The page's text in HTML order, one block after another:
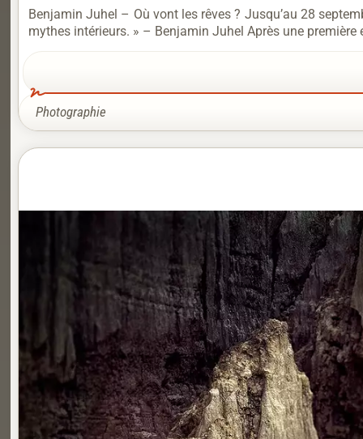
Benjamin Juhel – Où vont les rêves ? Jusqu’au 28
mythes intérieurs. » – Benjamin Juhel Après une
Photographie